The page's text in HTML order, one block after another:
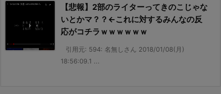
【悲報】2部のライターってきのこじゃな
いとかマ？？←これに対するみんなの反
応がコチラｗｗｗｗｗｗ
引用元: 594: 名無しさん 2018/01/08(月)
18:56:09.1 ...